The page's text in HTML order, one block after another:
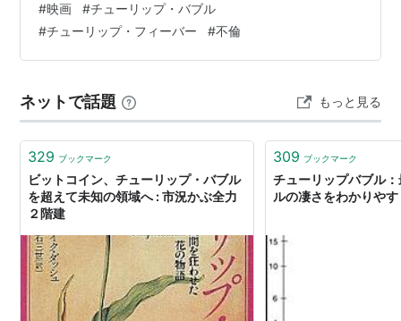
ち商人。 ある日、虚栄であると理解っていながら肖像画
を残すために若い画家を館に招き入れる。 その画家とヒ
ロインが恋に落ちてしまうという話。 その背景としてチ
ルが弾けるように、自分がやってしまったことを悔いて
ももうどうにもなら…
#映画 #チューリップ・バブル
#チューリップ・フィーバー #不倫
ネットで話題 もっと見る
329 ブックマーク
ビットコイン、チューリップ・バブル
を超えて未知の領域へ : 市況かぶ全力
２階建
309 ブックマーク
チューリップバブル
ルの凄さをわかりや